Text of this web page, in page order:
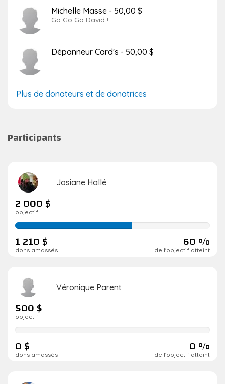
Michelle Masse - 50,00 $
Go Go Go David !
Dépanneur Card's - 50,00 $
Plus de donateurs et de donatrices
Participants
Josiane Hallé
2 000 $
objectif
1 210 $
dons amassés 60 %
de l'objectif atteint
Véronique Parent
500 $
objectif
réalisation
0 $
dons amassés 0 %
de l'objectif atteint